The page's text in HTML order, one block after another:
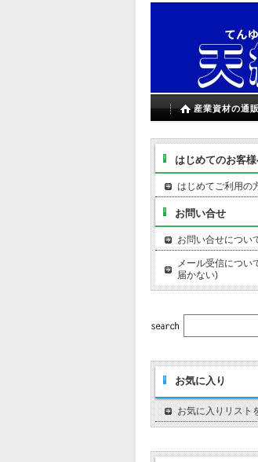
産業資材の通
はじめてのお客
はじめてご利用の
お問い合せ
お問い合せについ
メール受信につい
届かない)
お気に入り
お気に入りリスト